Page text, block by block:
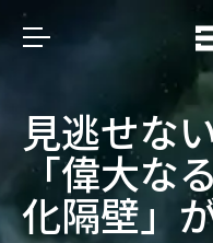
見逃せな
「偉大な
化隔壁」